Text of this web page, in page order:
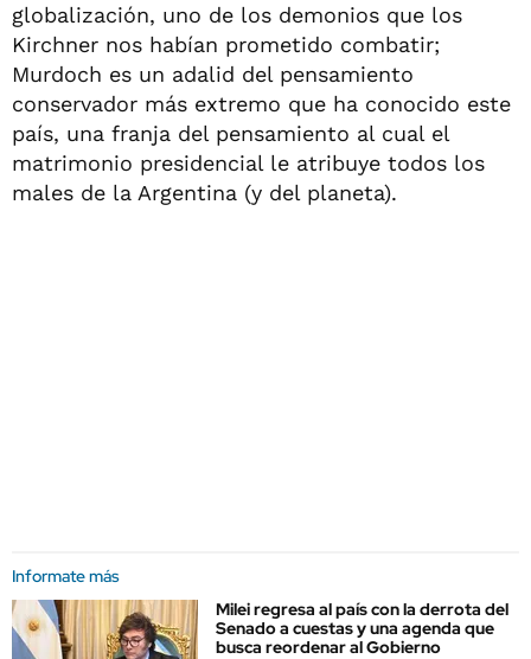
globalización, uno de los demonios que los
Kirchner nos habían prometido combatir;
Murdoch es un adalid del pensamiento
conservador más extremo que ha conocido este
país, una franja del pensamiento al cual el
matrimonio presidencial le atribuye todos los
males de la Argentina (y del planeta).
Informate más
Milei regresa al país con la derrota del
Senado a cuestas y una agenda que
busca reordenar al Gobierno